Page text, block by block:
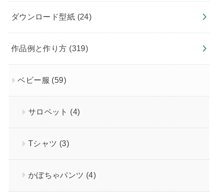
ダウンロード型紙 (24)
作品例と作り方 (319)
ベビー服 (59)
サロペット (4)
Tシャツ (3)
かぼちゃパンツ (4)